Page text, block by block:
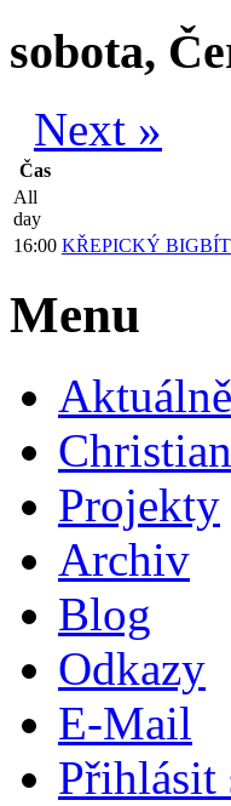
sobota,
Next »
Čas
All
day
16:00 KŘEPICKÝ BIGBÍT
Menu
Aktuálně
Projekty
Archiv
Blog
Odkazy
E-Mail
Přihlásit